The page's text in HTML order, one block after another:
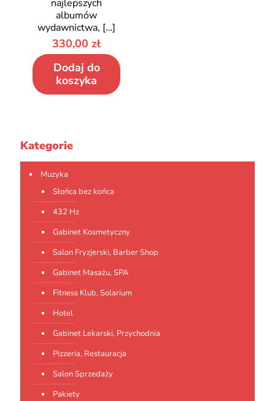
najlepszych
albumów
wydawnictwa, […]
330,00zł
Dodaj do
koszyka
Kategorie
Muzyka
Słońca bez końca
432 Hz
Gabinet Kosmetyczny
Salon Fryzjerski, Barber Shop
Gabinet Masażu, SPA
Fitness Klub, Solarium
Hotel
Gabinet Lekarski, Przychodnia
Pizzeria, Restauracja
Salon Sprzedaży
Pakiety